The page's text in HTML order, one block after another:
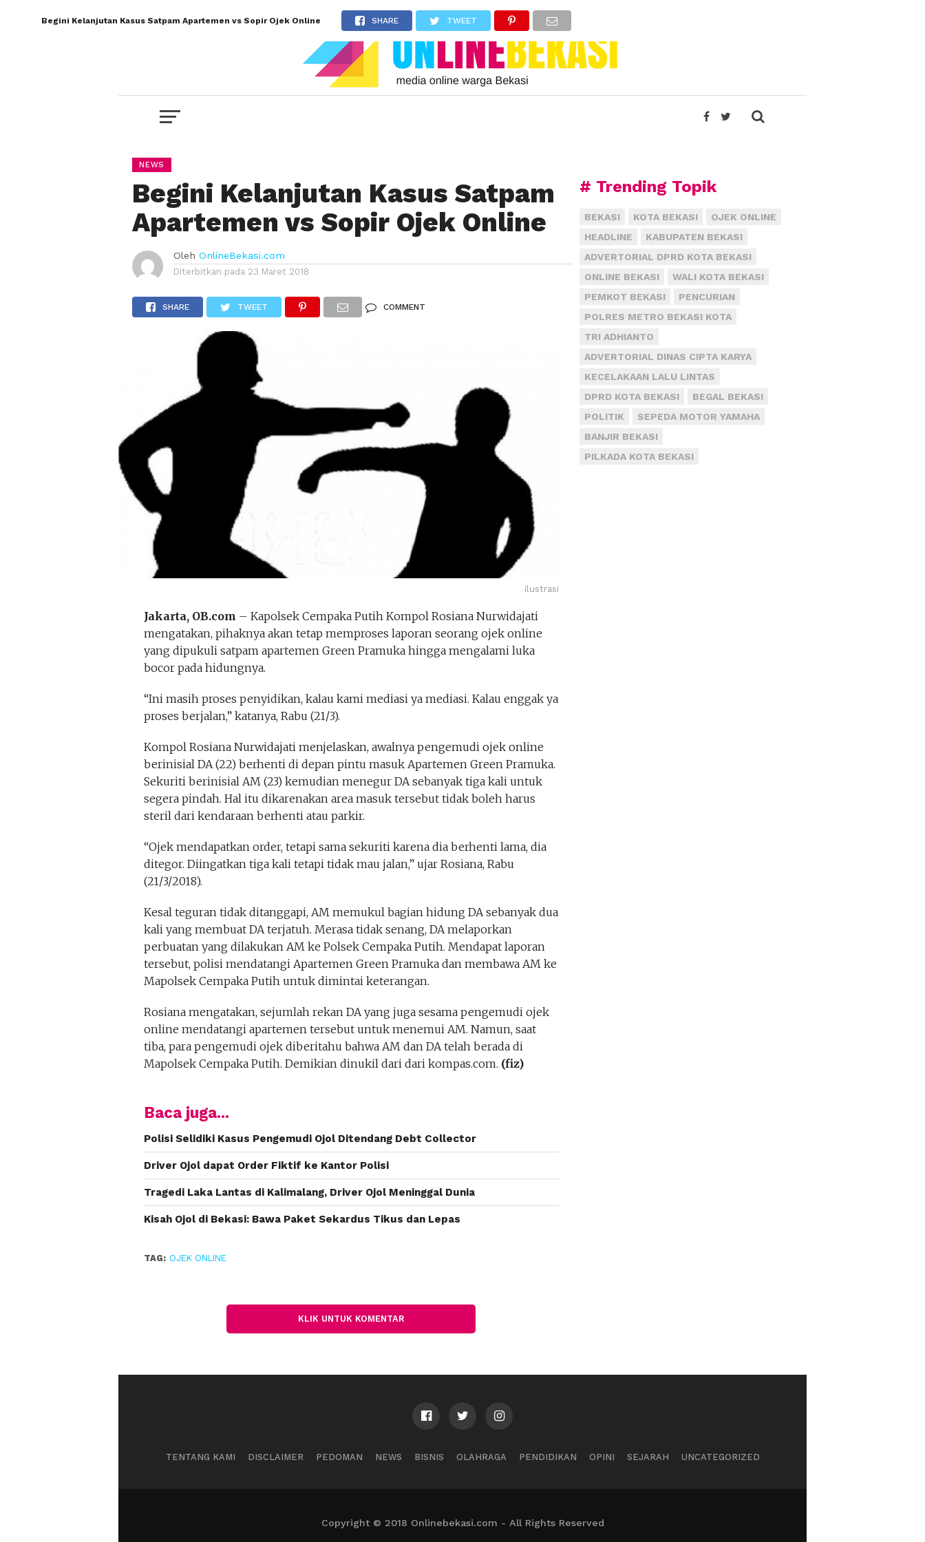
Begini Kelanjutan Kasus Satpam Apartemen vs Sopir Ojek Online SHARE TWEET
NEWS
Begini Kelanjutan Kasus Satpam
Apartemen vs Sopir Ojek Online
Oleh OnlineBekasi.com
Diterbitkan pada 23 Maret 2018
SHARE TWEET COMMENT
ilustrasi
Jakarta, OB.com – Kapolsek Cempaka Putih Kompol Rosiana Nurwidajati
mengatakan, pihaknya akan tetap memproses laporan seorang ojek online
yang dipukuli satpam apartemen Green Pramuka hingga mengalami luka
bocor pada hidungnya.
“Ini masih proses penyidikan, kalau kami mediasi ya mediasi. Kalau enggak ya
proses berjalan,” katanya, Rabu (21/3).
Kompol Rosiana Nurwidajati menjelaskan, awalnya pengemudi ojek online
berinisial DA (22) berhenti di depan pintu masuk Apartemen Green Pramuka.
Sekuriti berinisial AM (23) kemudian menegur DA sebanyak tiga kali untuk
segera pindah. Hal itu dikarenakan area masuk tersebut tidak boleh harus
steril dari kendaraan berhenti atau parkir.
“Ojek mendapatkan order, tetapi sama sekuriti karena dia berhenti lama, dia
ditegor. Diingatkan tiga kali tetapi tidak mau jalan,” ujar Rosiana, Rabu
(21/3/2018).
Kesal teguran tidak ditanggapi, AM memukul bagian hidung DA sebanyak dua
kali yang membuat DA terjatuh. Merasa tidak senang, DA melaporkan
perbuatan yang dilakukan AM ke Polsek Cempaka Putih. Mendapat laporan
tersebut, polisi mendatangi Apartemen Green Pramuka dan membawa AM ke
Mapolsek Cempaka Putih untuk dimintai keterangan.
Rosiana mengatakan, sejumlah rekan DA yang juga sesama pengemudi ojek
online mendatangi apartemen tersebut untuk menemui AM. Namun, saat
tiba, para pengemudi ojek diberitahu bahwa AM dan DA telah berada di
Mapolsek Cempaka Putih. Demikian dinukil dari dari kompas.com. (fiz)
Baca juga...
Polisi Selidiki Kasus Pengemudi Ojol Ditendang Debt Collector
Driver Ojol dapat Order Fiktif ke Kantor Polisi
Tragedi Laka Lantas di Kalimalang, Driver Ojol Meninggal Dunia
Kisah Ojol di Bekasi: Bawa Paket Sekardus Tikus dan Lepas
TAG: OJEK ONLINE
KLIK UNTUK KOMENTAR
# Trending Topik
BEKASI KOTA BEKASI
OJEK ONLINE
HEADLINE
KABUPATEN BEKASI
ADVERTORIAL DPRD KOTA BEKASI
ONLINE BEKASI
WALI KOTA BEKASI
PEMKOT BEKASI
PENCURIAN
POLRES METRO BEKASI KOTA
TRI ADHIANTO
ADVERTORIAL DINAS CIPTA KARYA
KECELAKAAN LALU LINTAS
DPRD KOTA BEKASI
BEGAL BEKASI
POLITIK
SEPEDA MOTOR YAMAHA
BANJIR BEKASI
PILKADA KOTA BEKASI
TENTANG KAMI DISCLAIMER PEDOMAN NEWS BISNIS OLAHRAGA PENDIDIKAN OPINI SEJARAH UNCATEGORIZED
Copyright © 2018 Onlinebekasi.com - All Rights Reserved